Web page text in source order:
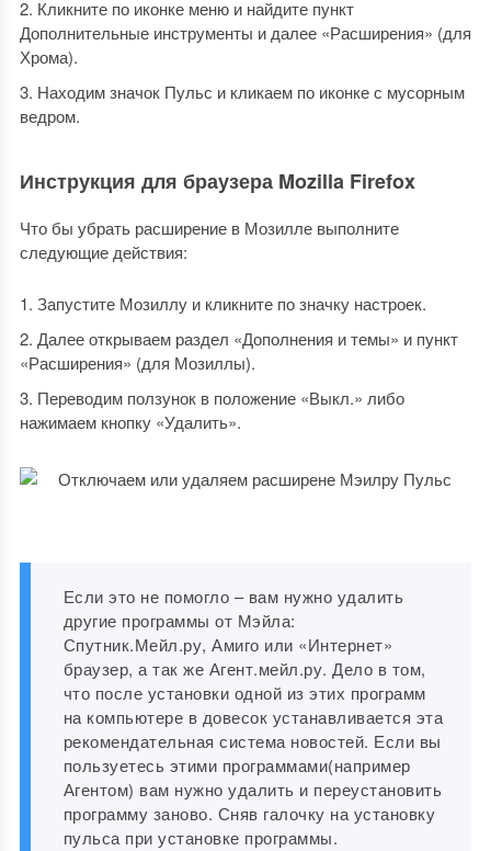
Кликните по иконке меню и найдите пункт
Дополнительные инструменты и далее «Расширения» (для
Хрома).
Находим значок Пульс и кликаем по иконке с мусорным
ведром.
Инструкция для браузера Mozilla Firefox
Что бы убрать расширение в Мозилле выполните
следующие действия:
Запустите Мозиллу и кликните по значку настроек.
Далее открываем раздел «Дополнения и темы» и пункт
«Расширения» (для Мозиллы).
Переводим ползунок в положение «Выкл.» либо
нажимаем кнопку «Удалить».
Если это не помогло – вам нужно удалить
другие программы от Мэйла:
Спутник.Мейл.ру, Амиго или «Интернет»
браузер, а так же Агент.мейл.ру. Дело в том,
что после установки одной из этих программ
на компьютере в довесок устанавливается эта
рекомендательная система новостей. Если вы
пользуетесь этими программами(например
Агентом) вам нужно удалить и переустановить
программу заново. Сняв галочку на установку
пульса при установке программы.